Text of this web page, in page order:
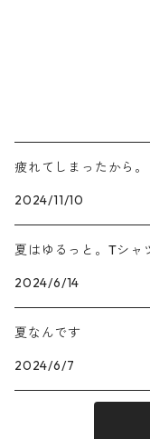
疲れてしまったから。
2024/11/10
夏はゆるっと。Tシャ
2024/6/14
夏なんです
2024/6/7